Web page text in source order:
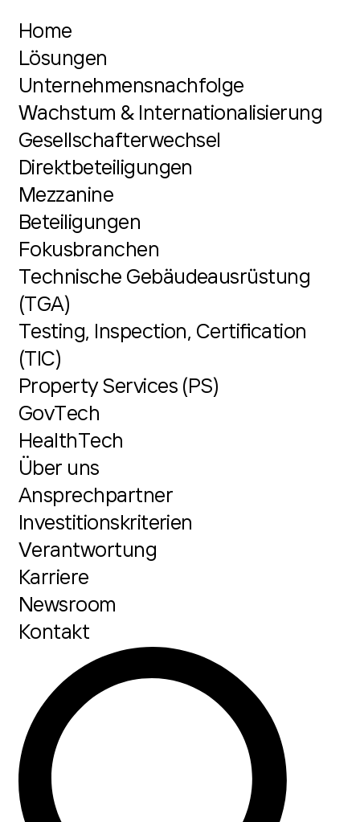
Home
Lösungen
Unternehmensnachfolge
Wachstum & Internationalisierung
Gesellschafterwechsel
Direktbeteiligungen
Mezzanine
Beteiligungen
Fokusbranchen
Technische Gebäudeausrüstung
(TGA)
Testing, Inspection, Certification
(TIC)
Property Services (PS)
GovTech
HealthTech
Über uns
Ansprechpartner
Investitionskriterien
Verantwortung
Karriere
Newsroom
Kontakt